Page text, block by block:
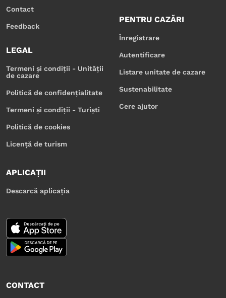
Contact
Feedback
LEGAL
Termeni și condiții - Unității
de cazare
Politică de confidențialitate
Termeni și condiții - Turiști
Politică de cookies
Licență de turism
PENTRU CAZĂRI
Înregistrare
Autentificare
Listare unitate de cazare
Sustenabilitate
Cere ajutor
APLICAȚII
Descarcă aplicația
CONTACT